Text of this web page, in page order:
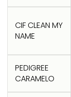
CIF CLEAN MY
NAME
PEDIGREE
CARAMELO